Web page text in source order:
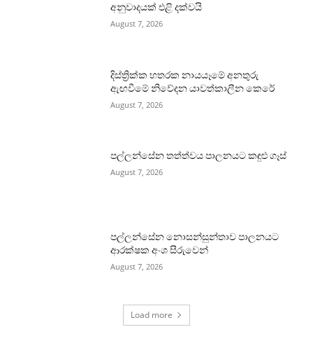
අනුවාදයක් එළි දක්වයි
August 7, 2026
දිස්ත්‍රික්ක හතරක නායයෑමේ අනතුරු
ඇඟවීමේ නිවේදන යාවත්කාලීන කෙරේ
August 7, 2026
පල්ලන්සේන තත්ත්වය පාලනයට කඳුළු ගෑස්
August 7, 2026
පල්ලන්සේන නොසන්සුන්තාව පාලනයට
ආරක්ෂක අංශ සීරුවෙන්
August 7, 2026
Load more